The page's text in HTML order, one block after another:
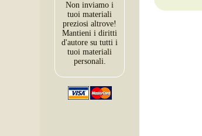
Non inviamo i
tuoi materiali
preziosi altrove!
Mantieni i diritti
d'autore su tutti i
tuoi materiali
personali.